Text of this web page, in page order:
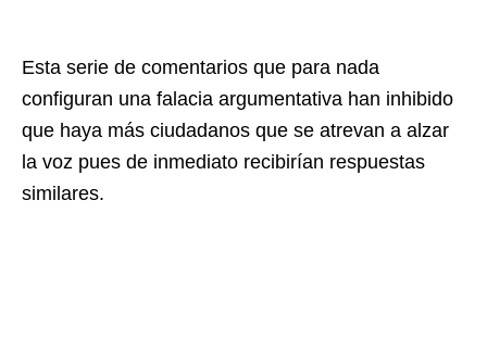
Esta serie de comentarios que para nada
configuran una falacia argumentativa han inhibido
que haya más ciudadanos que se atrevan a alzar
la voz pues de inmediato recibirían respuestas
similares.